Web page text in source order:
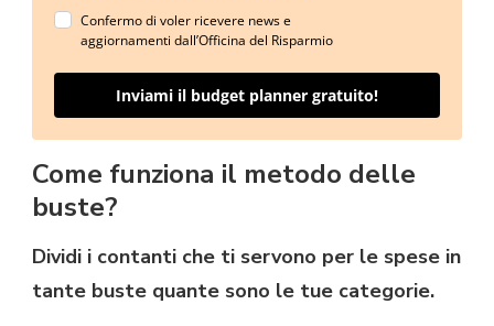
Confermo di voler ricevere news e
aggiornamenti dall’Officina del Risparmio
Inviami il budget planner gratuito!
Come funziona il metodo delle
buste?
Dividi i contanti che ti servono per le spese in
tante buste quante sono le tue categorie.